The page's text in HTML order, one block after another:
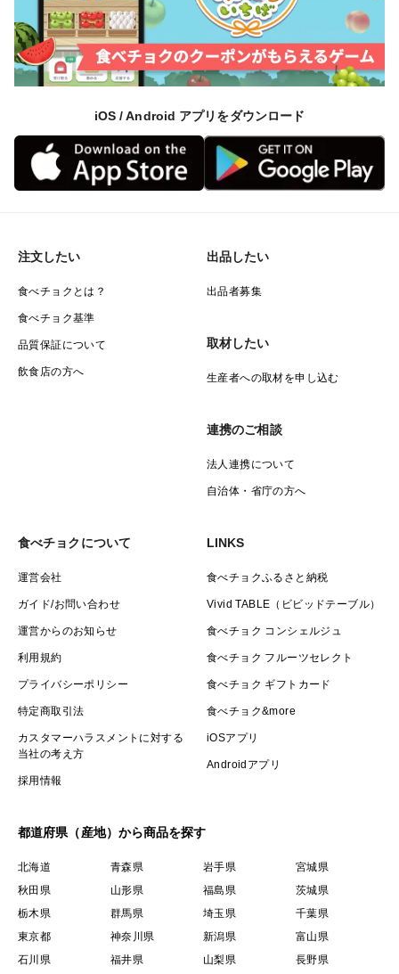
iOS / Android アプリをダウンロード
注文したい
食べチョクとは？
食べチョク基準
品質保証について
飲食店の方へ
出品したい
出品者募集
取材したい
生産者への取材を申し込む
連携のご相談
法人連携について
自治体・省庁の方へ
食べチョクについて
運営会社
ガイド/お問い合わせ
運営からのお知らせ
利用規約
プライバシーポリシー
特定商取引法
カスタマーハラスメントに対する
当社の考え方
採用情報
LINKS
食べチョクふるさと納税
Vivid TABLE（ビビッドテーブル）
食べチョク コンシェルジュ
食べチョク フルーツセレクト
食べチョク ギフトカード
食べチョク&more
iOSアプリ
Androidアプリ
都道府県（産地）から商品を探す
北海道 青森県 岩手県
宮城県
秋田県
山形県 福島県
茨城県
栃木県
群馬県 埼玉県
千葉県
東京都
神奈川県 新潟県
富山県
石川県
福井県 山梨県 長野県